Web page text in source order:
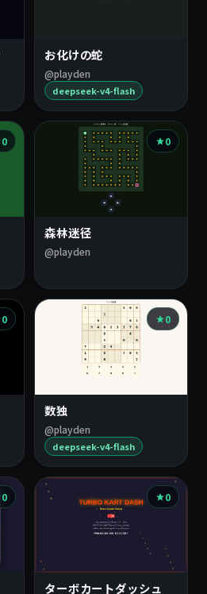
お化けの蛇
@playden
deepseek-v4-flash
0 0
森林迷径
@playden
0 0
数独
@playden
deepseek-v4-flash
0 0
ターボカートダッシュ